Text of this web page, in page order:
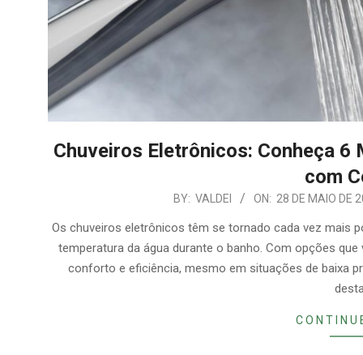
Chuveiros Eletrônicos: Conheça
com
BY: VALDEI ON: 28 DE MAIO DE
Os chuveiros eletrônicos têm se tornado cada vez mais
temperatura da água durante o banho. Com opções
conforto e eficiência, mesmo em situações de baixa